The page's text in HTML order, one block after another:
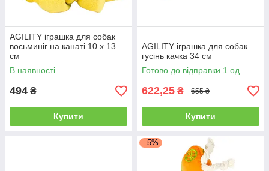
AGILITY іграшка для собак
восьминіг на канаті 10 x 13
см
В наявності
494 ₴
Купити
AGILITY іграшка для собак
гусінь качка 34 см
Готово до відправки 1 од.
622,25 ₴ 655 ₴
Купити
–5%